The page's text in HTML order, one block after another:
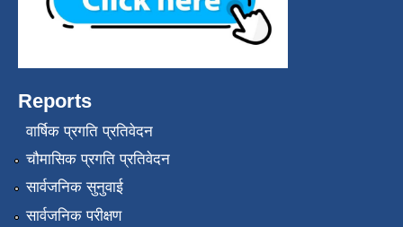
Reports
वार्षिक प्रगति प्रतिवेदन
चौमासिक प्रगति प्रतिवेदन
सार्वजनिक सुनुवाई
सार्वजनिक परीक्षण